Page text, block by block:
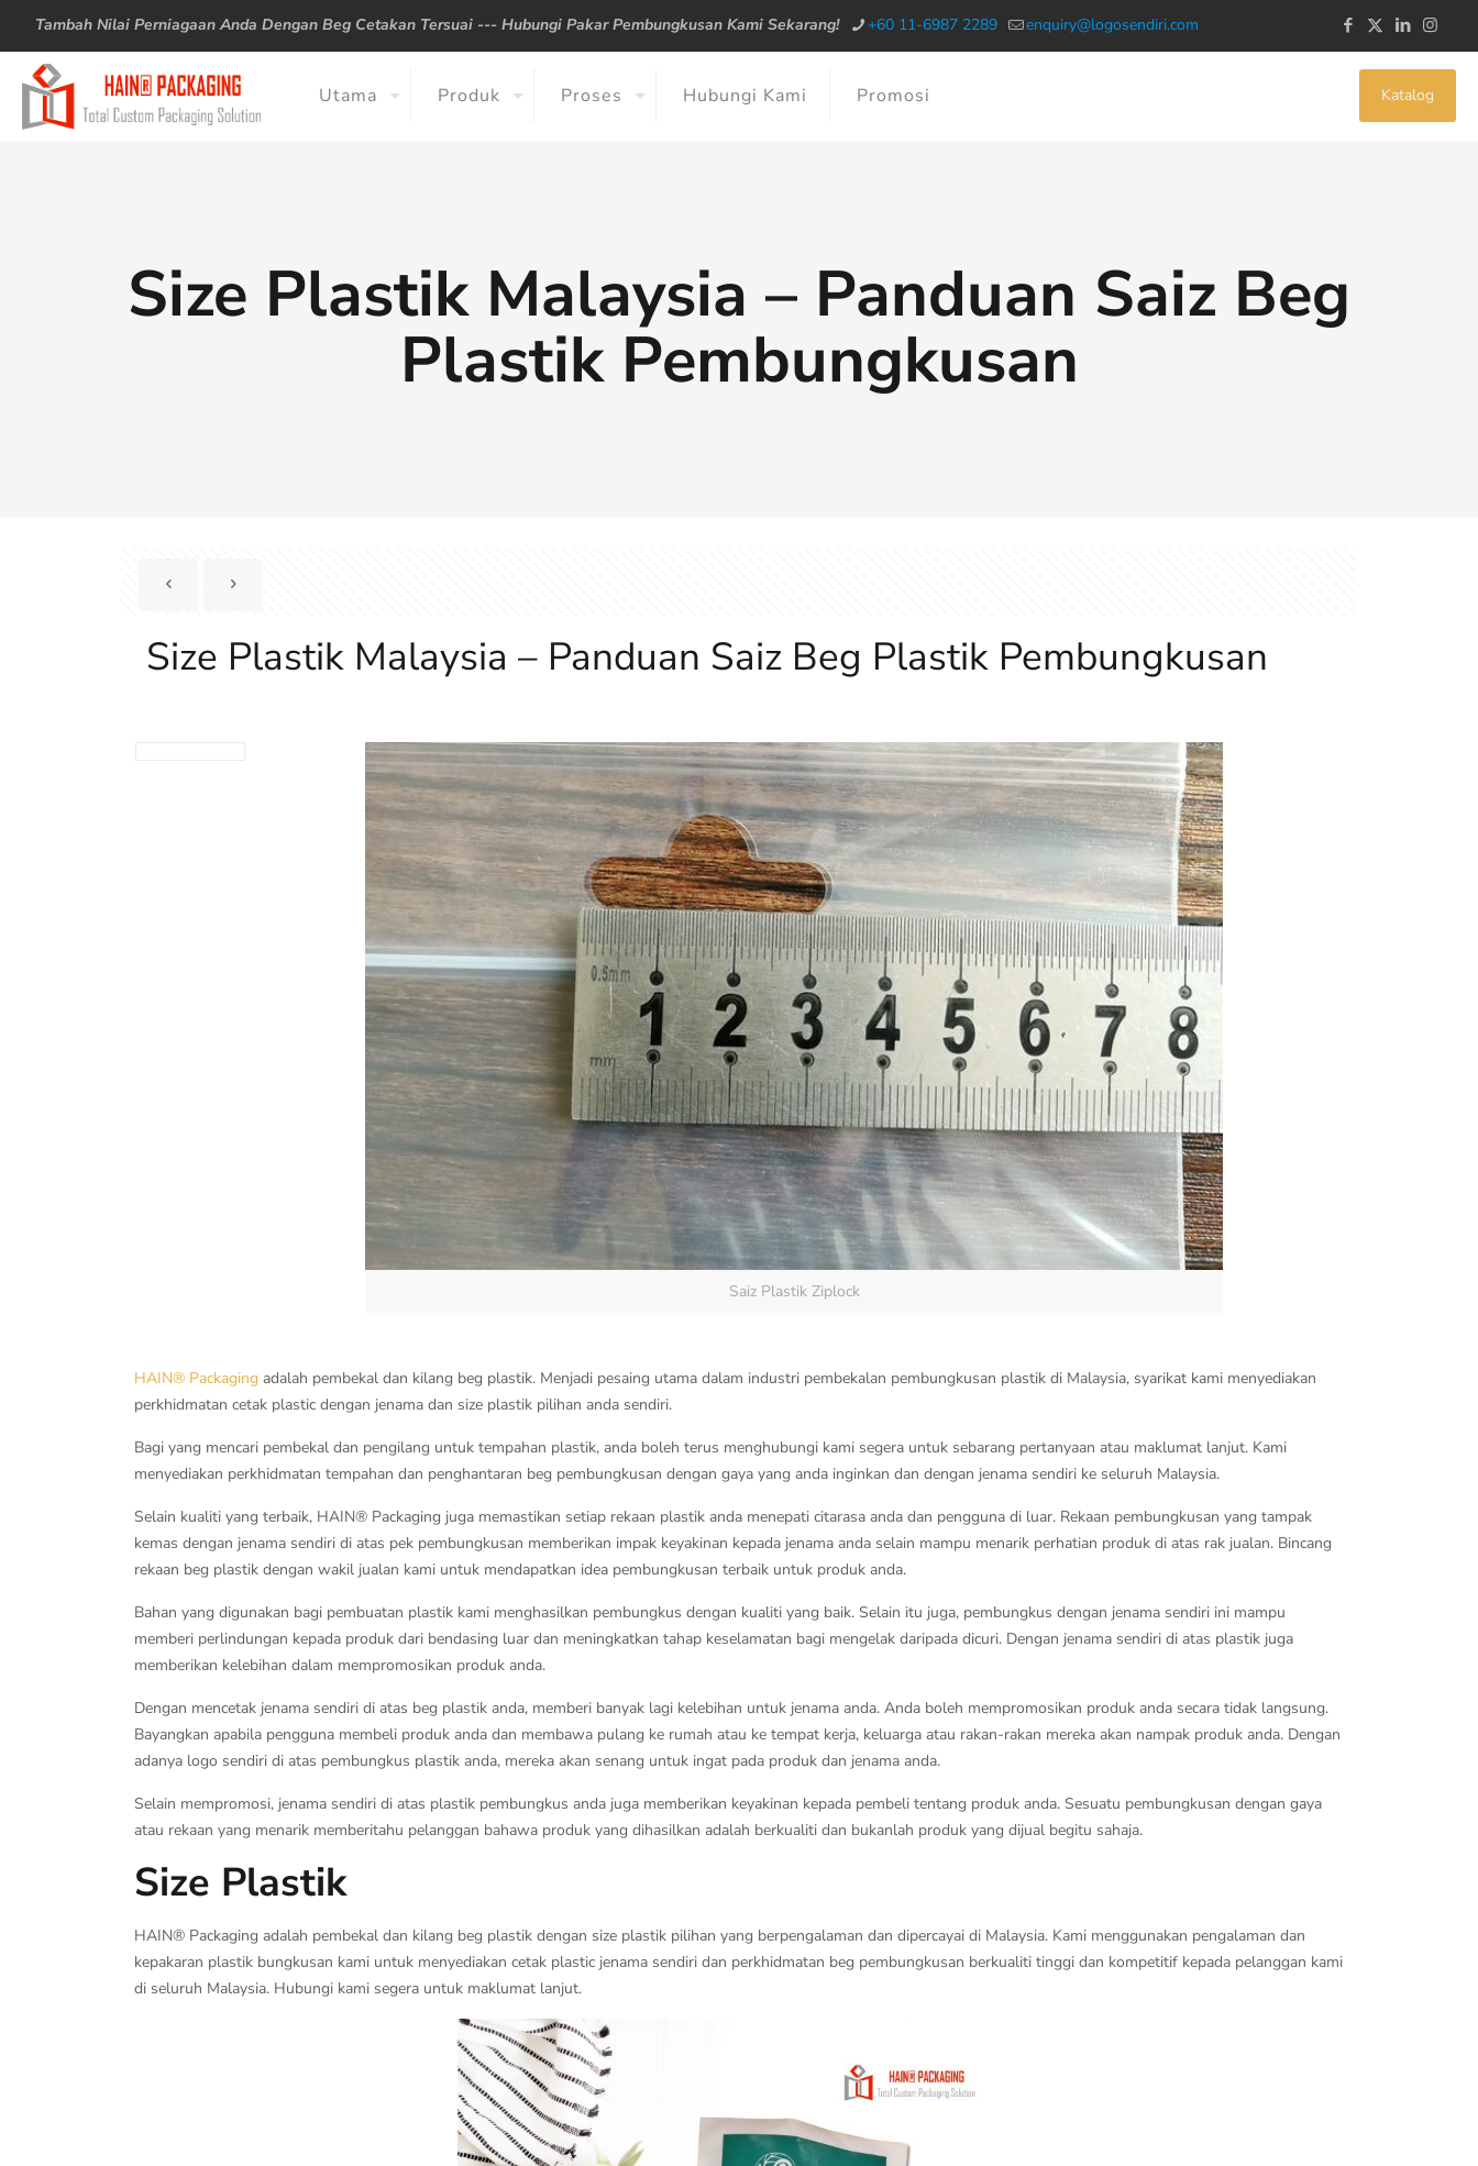
Tambah Nilai Perniagaan Anda Dengan Beg Cetakan Tersuai --- Hubungi Pakar Pembungkusan Kami Sekarang! +60 11-6987 2289 enquiry@logosendiri.com
Utama Produk Proses Hubungi Kami Promosi Katalog
Size Plastik Malaysia – Panduan Saiz Beg
Plastik Pembungkusan
Size Plastik Malaysia – Panduan Saiz Beg Plastik Pembungkusan
Saiz Plastik Ziplock
HAIN® Packaging adalah pembekal dan kilang beg plastik. Menjadi pesaing utama dalam industri pembekalan pembungkusan plastik di Malaysia, syarikat kami menyediakan
perkhidmatan cetak plastic dengan jenama dan size plastik pilihan anda sendiri.
Bagi yang mencari pembekal dan pengilang untuk tempahan plastik, anda boleh terus menghubungi kami segera untuk sebarang pertanyaan atau maklumat lanjut. Kami
menyediakan perkhidmatan tempahan dan penghantaran beg pembungkusan dengan gaya yang anda inginkan dan dengan jenama sendiri ke seluruh Malaysia.
Selain kualiti yang terbaik, HAIN® Packaging juga memastikan setiap rekaan plastik anda menepati citarasa anda dan pengguna di luar. Rekaan pembungkusan yang tampak
kemas dengan jenama sendiri di atas pek pembungkusan memberikan impak keyakinan kepada jenama anda selain mampu menarik perhatian produk di atas rak jualan. Bincang
rekaan beg plastik dengan wakil jualan kami untuk mendapatkan idea pembungkusan terbaik untuk produk anda.
Bahan yang digunakan bagi pembuatan plastik kami menghasilkan pembungkus dengan kualiti yang baik. Selain itu juga, pembungkus dengan jenama sendiri ini mampu
memberi perlindungan kepada produk dari bendasing luar dan meningkatkan tahap keselamatan bagi mengelak daripada dicuri. Dengan jenama sendiri di atas plastik juga
memberikan kelebihan dalam mempromosikan produk anda.
Dengan mencetak jenama sendiri di atas beg plastik anda, memberi banyak lagi kelebihan untuk jenama anda. Anda boleh mempromosikan produk anda secara tidak langsung.
Bayangkan apabila pengguna membeli produk anda dan membawa pulang ke rumah atau ke tempat kerja, keluarga atau rakan-rakan mereka akan nampak produk anda. Dengan
adanya logo sendiri di atas pembungkus plastik anda, mereka akan senang untuk ingat pada produk dan jenama anda.
Selain mempromosi, jenama sendiri di atas plastik pembungkus anda juga memberikan keyakinan kepada pembeli tentang produk anda. Sesuatu pembungkusan dengan gaya
atau rekaan yang menarik memberitahu pelanggan bahawa produk yang dihasilkan adalah berkualiti dan bukanlah produk yang dijual begitu sahaja.
Size Plastik
HAIN® Packaging adalah pembekal dan kilang beg plastik dengan size plastik pilihan yang berpengalaman dan dipercayai di Malaysia. Kami menggunakan pengalaman dan
kepakaran plastik bungkusan kami untuk menyediakan cetak plastic jenama sendiri dan perkhidmatan beg pembungkusan berkualiti tinggi dan kompetitif kepada pelanggan kami
di seluruh Malaysia. Hubungi kami segera untuk maklumat lanjut.